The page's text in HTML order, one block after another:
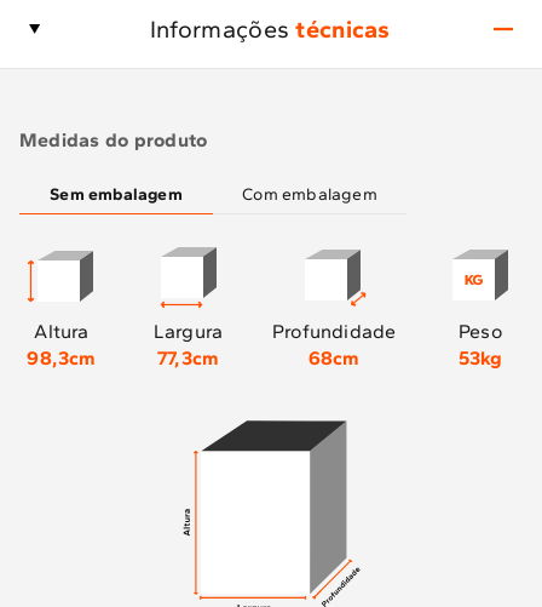
Informaçõestécnicas
Medidas do produto
Sem embalagem Com embalagem
Altura
98,3cm
Largura
77,3cm
Profundidade
68cm
Peso
53kg